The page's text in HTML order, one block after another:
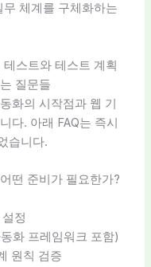
체계를 구체화하는
스트와 테스트 계획
질문들
화의 시작점과 웹 기
다. 아래 FAQ는 즉시
습니다.
떤 준비가 필요한가?
정
화 프레임워크 포함)
원칙 검증